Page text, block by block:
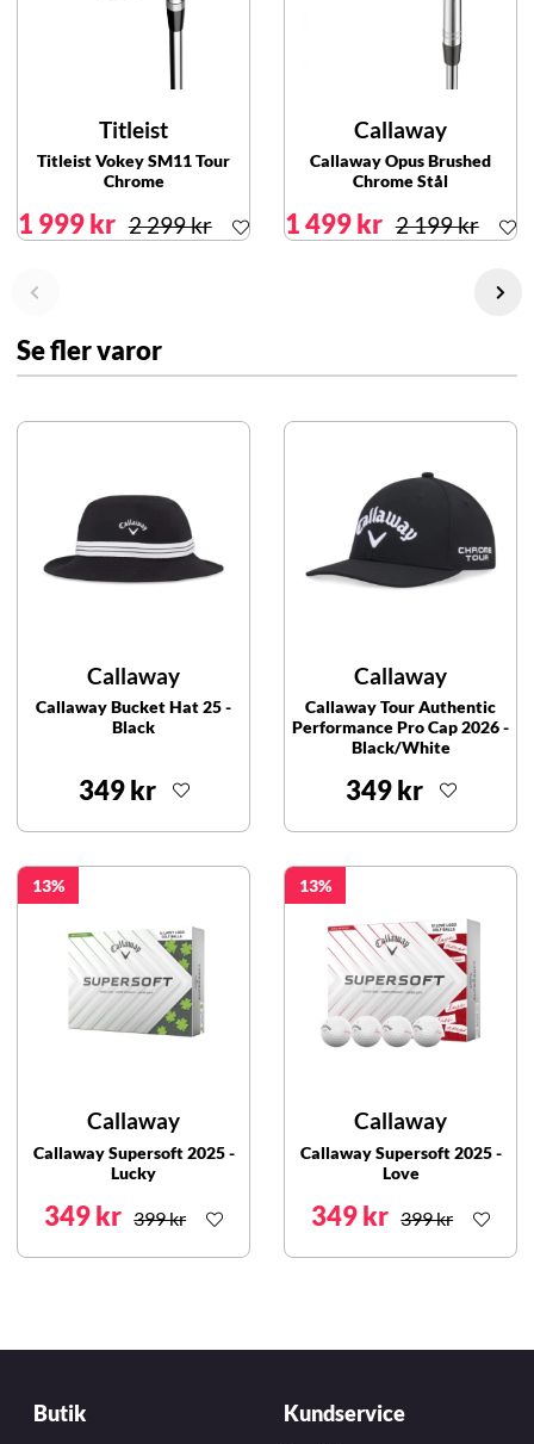
Titleist
Titleist Vokey SM11 Tour
Chrome
1 999 kr 2 299 kr
Callaway
Callaway Opus Brushed
Chrome Stål
1 499 kr 2 199 kr
Se fler varor
Callaway
Callaway Bucket Hat 25 -
Black
349 kr
Callaway
Callaway Tour Authentic
Performance Pro Cap 2026 -
Black/White
349 kr
13
Callaway
Callaway Supersoft 2025 -
Lucky
349 kr 399 kr
13
Callaway
Callaway Supersoft 2025 -
Love
349 kr 399 kr
Butik Kundservice